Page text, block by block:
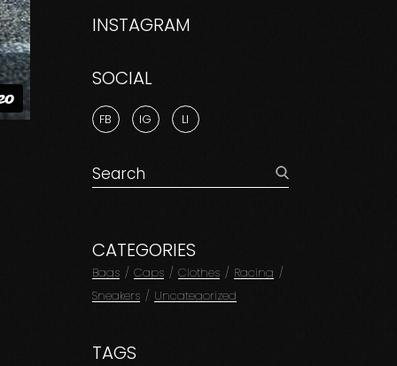
INSTAGRAM
SOCIAL
FB IG LI
CATEGORIES
Bags Caps Clothes
Racing
Sneakers
Uncategorized
TAGS